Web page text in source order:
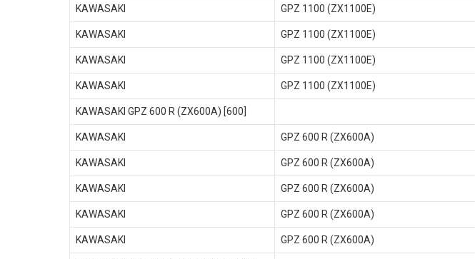
KAWASAKI GPZ 1100 (ZX1100E)
KAWASAKI GPZ 1100 (ZX1100E)
KAWASAKI GPZ 1100 (ZX1100E)
KAWASAKI GPZ 1100 (ZX1100E)
KAWASAKI GPZ 600 R (ZX600A) [600]
KAWASAKI GPZ 600 R (ZX600A)
KAWASAKI GPZ 600 R (ZX600A)
KAWASAKI GPZ 600 R (ZX600A)
KAWASAKI GPZ 600 R (ZX600A)
KAWASAKI GPZ 600 R (ZX600A)